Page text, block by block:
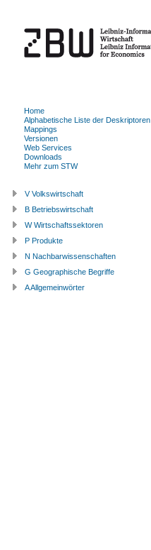
Home
Alphabetische Liste der Deskriptoren
Mappings
Versionen
Web Services
Downloads
Mehr zum STW
V Volkswirtschaft
B Betriebswirtschaft
W Wirtschaftssektoren
P Produkte
N Nachbarwissenschaften
G Geographische Begriffe
A Allgemeinwörter